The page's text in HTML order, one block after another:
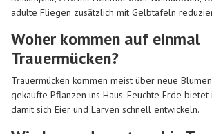
adulte Fliegen zusätzlich mit Gelbtafeln
Woher kommen auf einmal
Trauermücken?
Trauermücken kommen meist über neue
gekaufte Pflanzen ins Haus. Feuchte Erde
damit sich Eier und Larven schnell entwickeln.